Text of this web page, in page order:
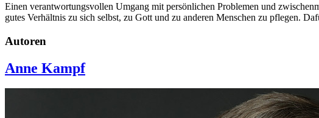
Einen verantwortungsvollen Umgang mit persönlichen Problemen und
gutes Verhältnis zu sich selbst, zu Gott und zu anderen Menschen zu pflegen.
Autoren
Anne Kampf